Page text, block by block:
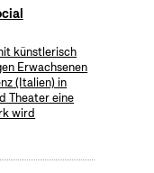
künstlerisch
Erwachsenen
(Italien) in
Theater eine
wird